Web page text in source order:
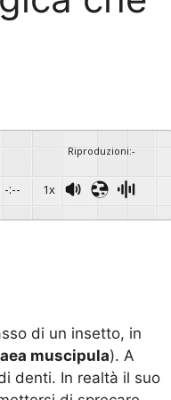
Riproduzioni:-
-:-- 1x
di un insetto, in
muscipula). A
denti. In realtà il suo